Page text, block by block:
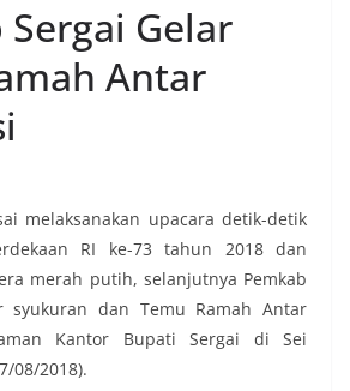
Sergai Gelar
Antar
melaksanakan upacara detik-detik
RI ke-73 tahun 2018 dan
merah putih, selanjutnya Pemkab
syukuran dan Temu Ramah Antar
Kantor Bupati Sergai di Sei
08/2018).